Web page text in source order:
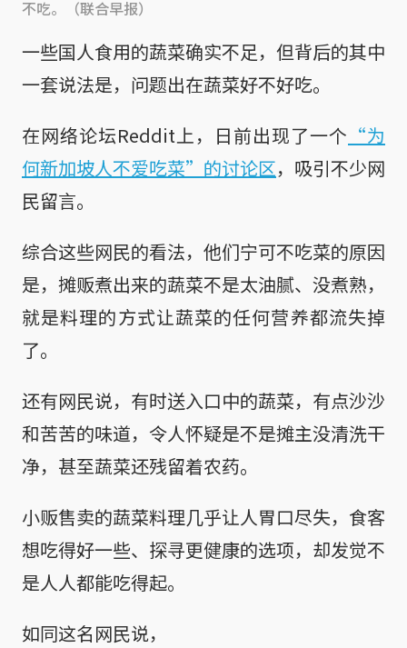
不吃。（联合早报）
一些国人食用的蔬菜确实不足，但背后的其中
一套说法是，问题出在蔬菜好不好吃。
在网络论坛Reddit上，日前出现了一个 “为
何新加坡人不爱吃菜”的讨论区，吸引不少网
民留言。
综合这些网民的看法，他们宁可不吃菜的原因
是，摊贩煮出来的蔬菜不是太油腻、没煮熟，
就是料理的方式让蔬菜的任何营养都流失掉
了。
还有网民说，有时送入口中的蔬菜，有点沙沙
和苦苦的味道，令人怀疑是不是摊主没清洗干
净，甚至蔬菜还残留着农药。
小贩售卖的蔬菜料理几乎让人胃口尽失，食客
想吃得好一些、探寻更健康的选项，却发觉不
是人人都能吃得起。
如同这名网民说，